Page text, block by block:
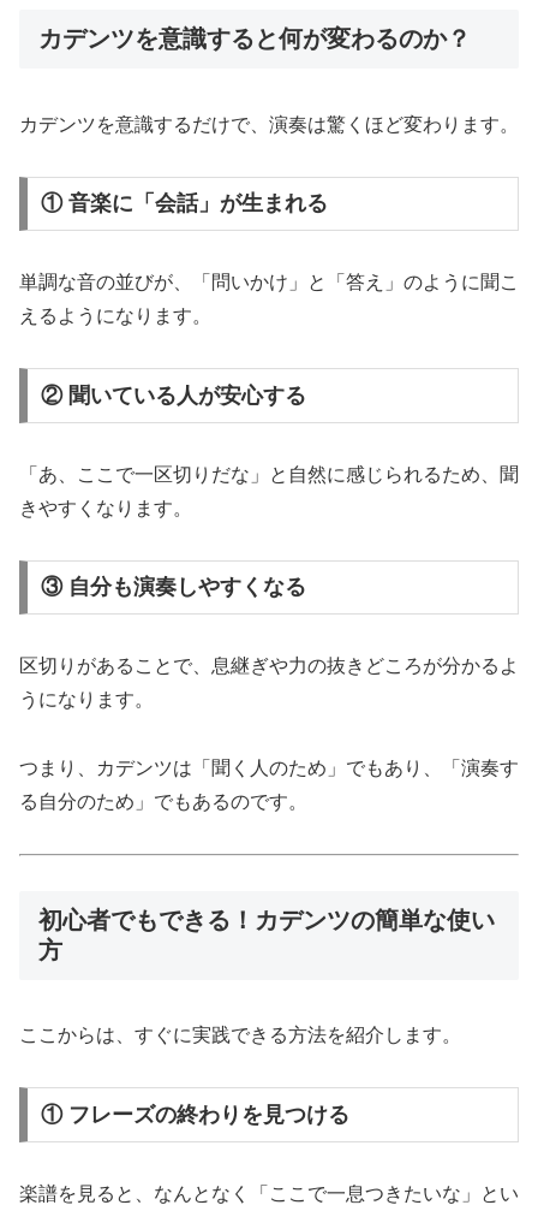
カデンツを意識すると何が変わるのか？
カデンツを意識するだけで、演奏は驚くほど変わります。
① 音楽に「会話」が生まれる
単調な音の並びが、「問いかけ」と「答え」のように聞こ
えるようになります。
② 聞いている人が安心する
「あ、ここで一区切りだな」と自然に感じられるため、聞
きやすくなります。
③ 自分も演奏しやすくなる
区切りがあることで、息継ぎや力の抜きどころが分かるよ
うになります。
つまり、カデンツは「聞く人のため」でもあり、「演奏す
る自分のため」でもあるのです。
初心者でもできる！カデンツの簡単な使い
方
ここからは、すぐに実践できる方法を紹介します。
① フレーズの終わりを見つける
楽譜を見ると、なんとなく「ここで一息つきたいな」とい